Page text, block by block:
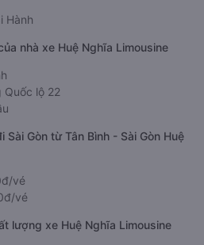
Hành
nhà xe Huệ Nghĩa Limousine
Quốc lộ 22
Sài Gòn từ Tân Bình - Sài Gòn Huệ
vé
vé
lượng xe Huệ Nghĩa Limousine